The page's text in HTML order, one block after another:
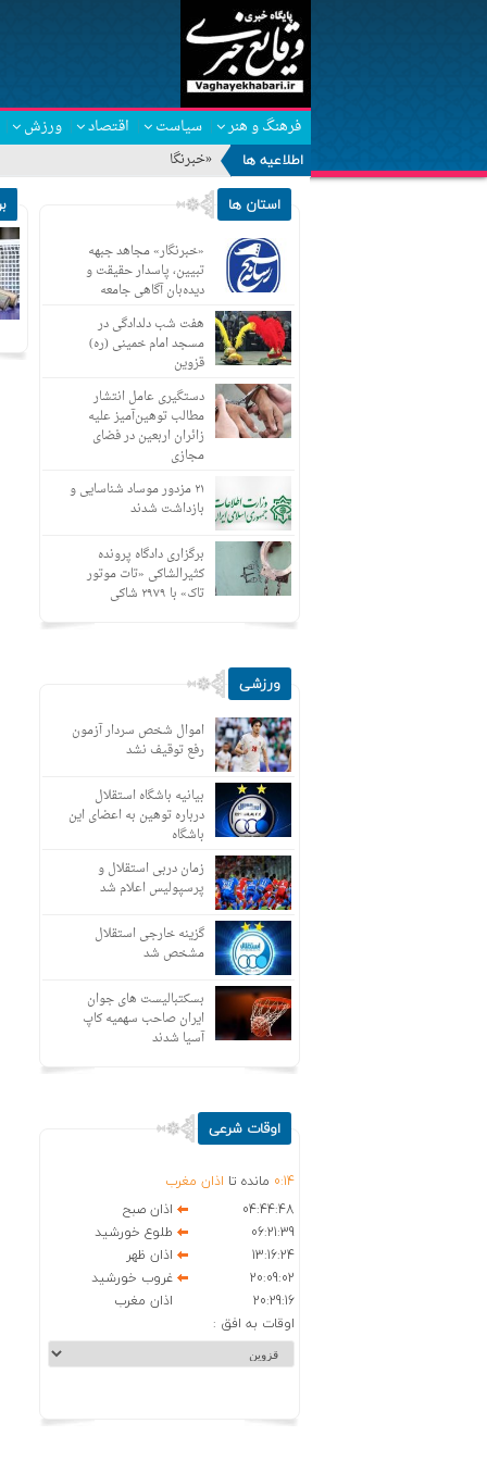
فرهنگ و هنر سیاست اقتصاد ورزش
اطلاعیه ها
«خبرنگار» مجاهد جبهه تبیی
استان ها
«خبرنگار» مجاهد جبهه
تبیین، پاسدار حقیقت و
دیده‌بان آگاهی جامعه
هفت شب دلدادگی در
مسجد امام خمینی (ره)
قزوین
دستگیری عامل انتشار
مطالب توهین‌آمیز علیه
زائران اربعین در فضای
مجازی
۲۱ مزدور موساد شناسایی و
بازداشت شدند
برگزاری دادگاه پرونده
کثیرالشاکی «تات موتور
تاک» با ۲۹۷۹ شاکی
ورزشی
اموال شخص سردار آزمون
رفع توقیف نشد
بیانیه باشگاه استقلال
درباره توهین به اعضای این
باشگاه
زمان دربی استقلال و
پرسپولیس اعلام شد
گزینه خارجی استقلال
مشخص شد
بسکتبالیست های جوان
ایران صاحب سهمیه کاپ
آسیا شدند
اوقات شرعی
0:14 مانده تا اذان مغرب
04:44:48
اذان صبح
06:21:39
طلوع خورشید
13:16:24
اذان ظهر
20:09:02
غروب خورشید
20:29:16
اذان مغرب
اوقات به افق :